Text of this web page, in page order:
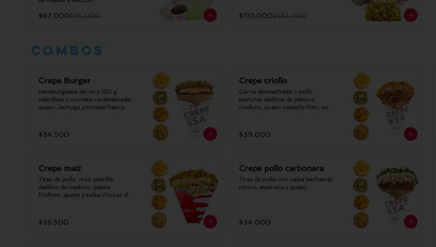
$67.000$75.000 $110.000$122.000
Combos
Crepe Burger
Hamburguesa de res x 150 g
cebollitas y tocineta caramelizada,
queso, lechuga y tomate fresco.
$34.500
Crepe criollo
Carne desmechada o pollo
plancha, daditos de plátano
maduro, queso costeño frito, sour
$39.000
Crepe maíz
Tiras de pollo, maíz parrilla,
daditos de maduro, papita
fósforo, queso y salsa choices de
$38.500
Crepe pollo carbonara
Tiras de pollo con salsa bechamel,
tocino, espinaca y queso.
$34.000